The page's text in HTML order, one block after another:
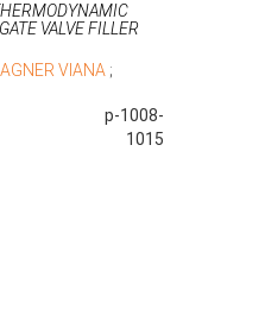
VALVE FILLER
VIANA ;
p-1008-
1015